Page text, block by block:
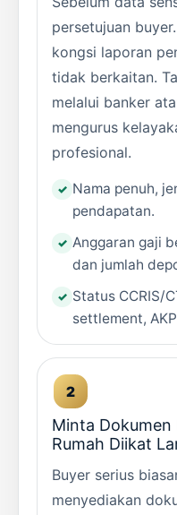
persetujuan
kongsi laporan
tidak berkaitan.
melalui banker
mengurus
profesional.
Nama penuh,
pendapatan.
Anggaran gaji
dan jumlah
Status CCRIS/
settlement,
Minta Dokumen
Rumah Diikat
Buyer serius
menyediakan